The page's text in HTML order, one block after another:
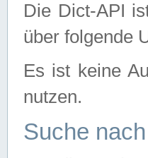
Die Dict-API
über folgende
Es ist keine
nutzen.
Suche